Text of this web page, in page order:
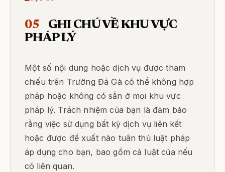
05
GHI CHÚ VỀ KHU VỰC
PHÁP LÝ
Một số nội dung hoặc dịch vụ được tham
chiếu trên Trường Đá Gà có thể không hợp
pháp hoặc không có sẵn ở mọi khu vực
pháp lý. Trách nhiệm của bạn là đảm bảo
rằng việc sử dụng bất kỳ dịch vụ liên kết
hoặc được đề xuất nào tuân thủ luật pháp
áp dụng cho bạn, bao gồm cả luật của nếu
có liên quan.